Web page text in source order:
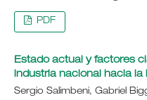
PDF
Estado actual y factores
industria nacional hacia la
Sergio Salimbeni, Gabriel